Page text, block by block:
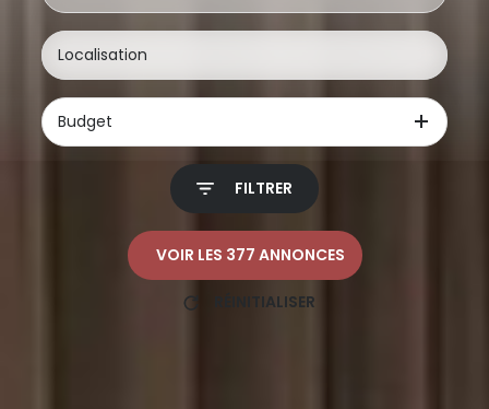
Budget
FILTRER
VOIR LES 377 ANNONCES
RÉINITIALISER